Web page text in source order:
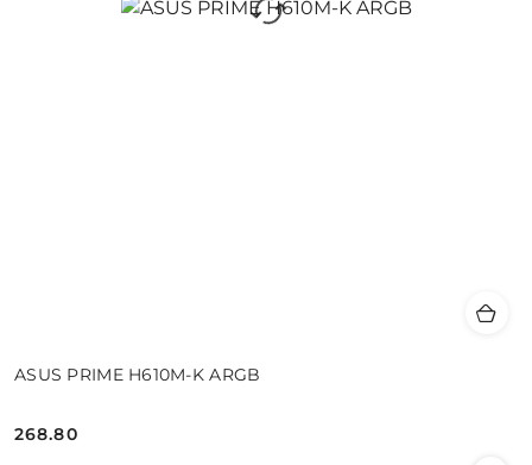
ASUS PRIME H610M-K ARGB
Cena:
268.80